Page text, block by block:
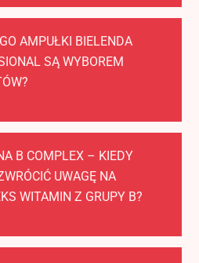
AMPUŁKI BIELENDA
SĄ WYBOREM
B COMPLEX – KIEDY
UWAGĘ NA
WITAMIN Z GRUPY B?